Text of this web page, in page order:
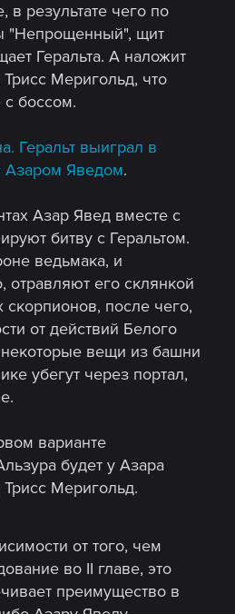
в результате чего по
"Непрощенный", щит
Геральта. А наложит
Меригольд, что
боссом.
Геральт выиграл в
Азаром Яведом.
Азар Явед вместе с
битву с Геральтом.
ведьмака, и
отравляют его склянкой
скорпионов, после чего,
от действий Белого
вещи из башни
убегут через портал,
варианте
будет у Азара
Меригольд.
от того, чем
во II главе, это
преимущество в